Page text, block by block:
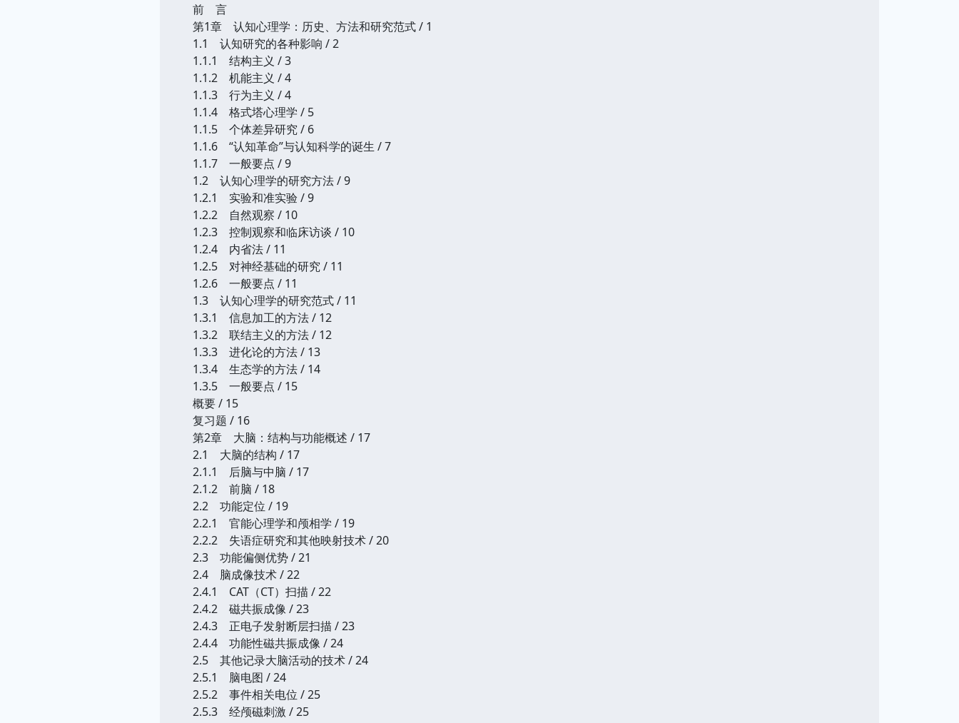
前 言
第1章 认知心理学：历史、方法和研究范式 / 1
1.1 认知研究的各种影响 / 2
1.1.1 结构主义 / 3
1.1.2 机能主义 / 4
1.1.3 行为主义 / 4
1.1.4 格式塔心理学 / 5
1.1.5 个体差异研究 / 6
1.1.6 “认知革命”与认知科学的诞生 / 7
1.1.7 一般要点 / 9
1.2 认知心理学的研究方法 / 9
1.2.1 实验和准实验 / 9
1.2.2 自然观察 / 10
1.2.3 控制观察和临床访谈 / 10
1.2.4 内省法 / 11
1.2.5 对神经基础的研究 / 11
1.2.6 一般要点 / 11
1.3 认知心理学的研究范式 / 11
1.3.1 信息加工的方法 / 12
1.3.2 联结主义的方法 / 12
1.3.3 进化论的方法 / 13
1.3.4 生态学的方法 / 14
1.3.5 一般要点 / 15
概要 / 15
复习题 / 16
第2章 大脑：结构与功能概述 / 17
2.1 大脑的结构 / 17
2.1.1 后脑与中脑 / 17
2.1.2 前脑 / 18
2.2 功能定位 / 19
2.2.1 官能心理学和颅相学 / 19
2.2.2 失语症研究和其他映射技术 / 20
2.3 功能偏侧优势 / 21
2.4 脑成像技术 / 22
2.4.1 CAT（CT）扫描 / 22
2.4.2 磁共振成像 / 23
2.4.3 正电子发射断层扫描 / 23
2.4.4 功能性磁共振成像 / 24
2.5 其他记录大脑活动的技术 / 24
2.5.1 脑电图 / 24
2.5.2 事件相关电位 / 25
2.5.3 经颅磁刺激 / 25